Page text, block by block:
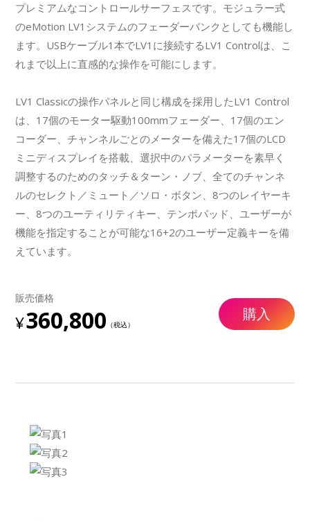
プレミアムなコントロールサーフェスです。モジュラー式
のeMotion LV1システムのフェーダーバンクとしても機能し
ます。USBケーブル1本でLV1に接続するLV1 Controlは、こ
れまで以上に直感的な操作を可能にします。
LV1 Classicの操作パネルと同じ構成を採用したLV1 Control
は、17個のモーター駆動100mmフェーダー、17個のエン
コーダー、チャンネルごとのメーターを備えた17個のLCD
ミニディスプレイを搭載、選択中のパラメーターを素早く
調整するのためのタッチ＆ターン・ノブ、全てのチャンネ
ルのセレクト／ミュート／ソロ・ボタン、8つのレイヤーキ
ー、8つのユーティリティキー、テンポパッド、ユーザーが
機能を指定することが可能な16+2のユーザー定義キーを備
えています。
販売価格
360,800 購入